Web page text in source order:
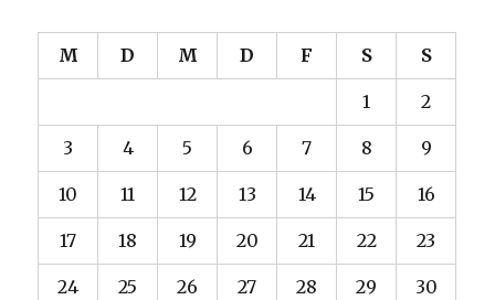
M D M D F S S
1 2
3 4 5 6 7 8 9
10 11 12 13 14 15 16
17 18 19 20 21 22 23
24 25 26 27 28 29 30